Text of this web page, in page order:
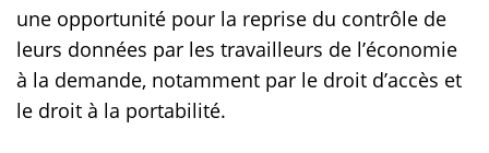
une opportunité pour la reprise du contrôle de
leurs données par les travailleurs de l’économie
à la demande, notamment par le droit d’accès et
le droit à la portabilité.